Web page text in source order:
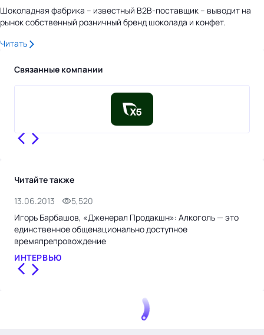
Шоколадная фабрика – известный B2B-поставщик – выводит на
рынок собственный розничный бренд шоколада и конфет.
Читать
Связанные компании
Читайте также
13.06.2013
5,520
Игорь Барбашов, «Дженерал Продакшн»: Алкоголь — это
единственное общенационально доступное
времяпрепровождение
ИНТЕРВЬЮ